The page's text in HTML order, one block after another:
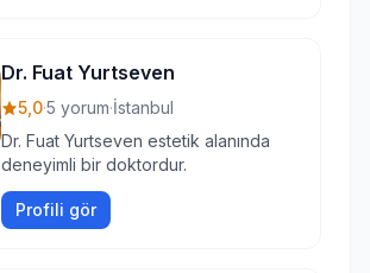
Dr. Fuat Yurtseven
5,0·5 yorum·İstanbul
Dr. Fuat Yurtseven estetik alanında
deneyimli bir doktordur.
Profili gör